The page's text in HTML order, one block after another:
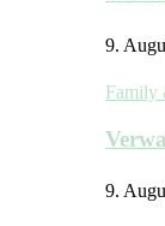
9.
Family
9.